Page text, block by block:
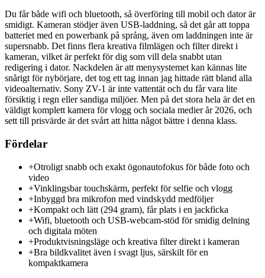
Du får både wifi och bluetooth, så överföring till mobil och dator är
smidigt. Kameran stödjer även USB-laddning, så det går att toppa
batteriet med en powerbank på språng, även om laddningen inte är
supersnabb. Det finns flera kreativa filmlägen och filter direkt i
kameran, vilket är perfekt för dig som vill dela snabbt utan
redigering i dator. Nackdelen är att menysystemet kan kännas lite
snårigt för nybörjare, det tog ett tag innan jag hittade rätt bland alla
videoalternativ. Sony ZV-1 är inte vattentät och du får vara lite
försiktig i regn eller sandiga miljöer. Men på det stora hela är det en
väldigt komplett kamera för vlogg och sociala medier år 2026, och
sett till prisvärde är det svårt att hitta något bättre i denna klass.
Fördelar
+Otroligt snabb och exakt ögonautofokus för både foto och
video
+Vinklingsbar touchskärm, perfekt för selfie och vlogg
+Inbyggd bra mikrofon med vindskydd medföljer
+Kompakt och lätt (294 gram), får plats i en jackficka
+Wifi, bluetooth och USB-webcam-stöd för smidig delning
och digitala möten
+Produktvisningsläge och kreativa filter direkt i kameran
+Bra bildkvalitet även i svagt ljus, särskilt för en
kompaktkamera